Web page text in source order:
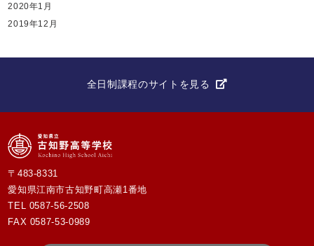
2020年1月
2019年12月
全日制課程のサイトを見る
〒483-8331
愛知県江南市古知野町高瀬1番地
TEL 0587-56-2508
FAX 0587-53-0989